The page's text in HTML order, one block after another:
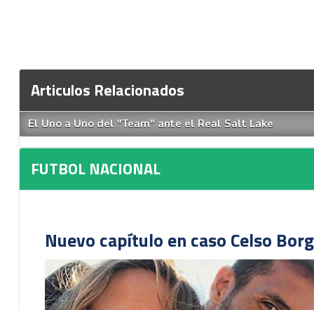
Articulos Relacionados
El Uno a Uno del "Team" ante el Real Salt Lake
FUTBOL NACIONAL
Nuevo capítulo en caso Celso